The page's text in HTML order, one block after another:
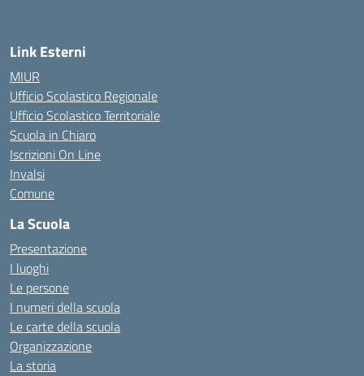
Link Esterni
MIUR
Ufficio Scolastico Regionale
Ufficio Scolastico Territoriale
Scuola in Chiaro
Iscrizioni On Line
Invalsi
Comune
La Scuola
Presentazione
I luoghi
Le persone
I numeri della scuola
Le carte della scuola
Organizzazione
La storia